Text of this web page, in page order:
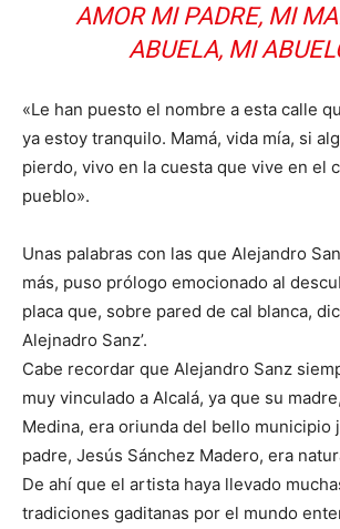
AMOR MI PADRE, MI
ABUELA, MI
«Le han puesto el nombre a esta calle
ya estoy tranquilo. Mamá, vida mía, si
pierdo, vivo en la cuesta que vive en el
pueblo».
Unas palabras con las que Alejandro
más, puso prólogo emocionado al
placa que, sobre pared de cal blanca,
Alejnadro Sanz’.
Cabe recordar que Alejandro Sanz
muy vinculado a Alcalá, ya que su
Medina, era oriunda del bello municipio
padre, Jesús Sánchez Madero, era
De ahí que el artista haya llevado
tradiciones gaditanas por el mundo